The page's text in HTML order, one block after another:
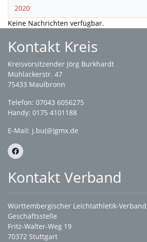
2020
Keine Nachrichten verfügbar.
Kontakt Kreis
Kreisvorsitzender Jörg Burkhardt
Mühlackerstr. 47
75433 Maulbronn
Telefon: 07043 6056275
Handy: 0175 4101188
E-Mail: j.bu(@)gmx.de
Kontakt Verband
Württembergischer Leichtathletik-Verband
Geschäftsstelle
Fritz-Walter-Weg 19
70372 Stuttgart